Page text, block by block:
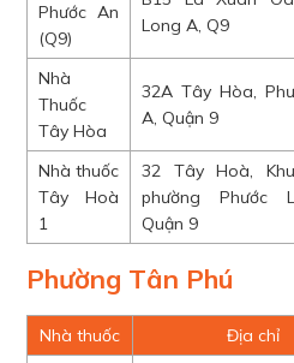
Phước An
(Q9)
Long A, Q9
Nhà
Thuốc
Tây Hòa
32A Tây Hòa,
A, Quận 9
Nhà thuốc
Tây Hoà
1
32 Tây Hoà,
phường Phước
Quận 9
Phường Tân Phú
Nhà thuốc Địa chỉ